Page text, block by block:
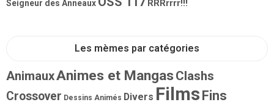
Seigneur des Anneaux
RRRrrrr!!!
Les mèmes par catégories
AnimauxAnimes et MangasClashs
Crossover Dessins Animés Divers Films Fins